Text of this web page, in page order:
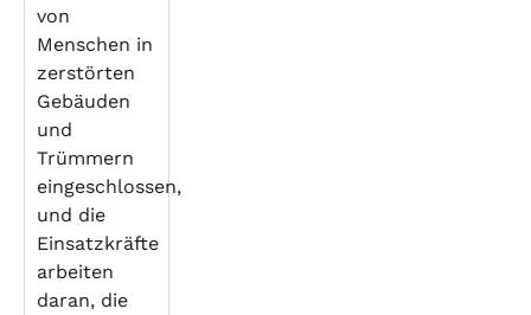
von
Menschen in
zerstörten
Gebäuden
und
Trümmern
eingeschlossen,
und die
Einsatzkräfte
arbeiten
daran, die